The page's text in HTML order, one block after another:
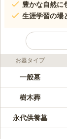
豊かな自然に
生涯学習の場
ライフドット編集部
池上本門
とし、古
つにもな
ものです。
お墓タイプ
一般墓
樹木葬
永代供養墓